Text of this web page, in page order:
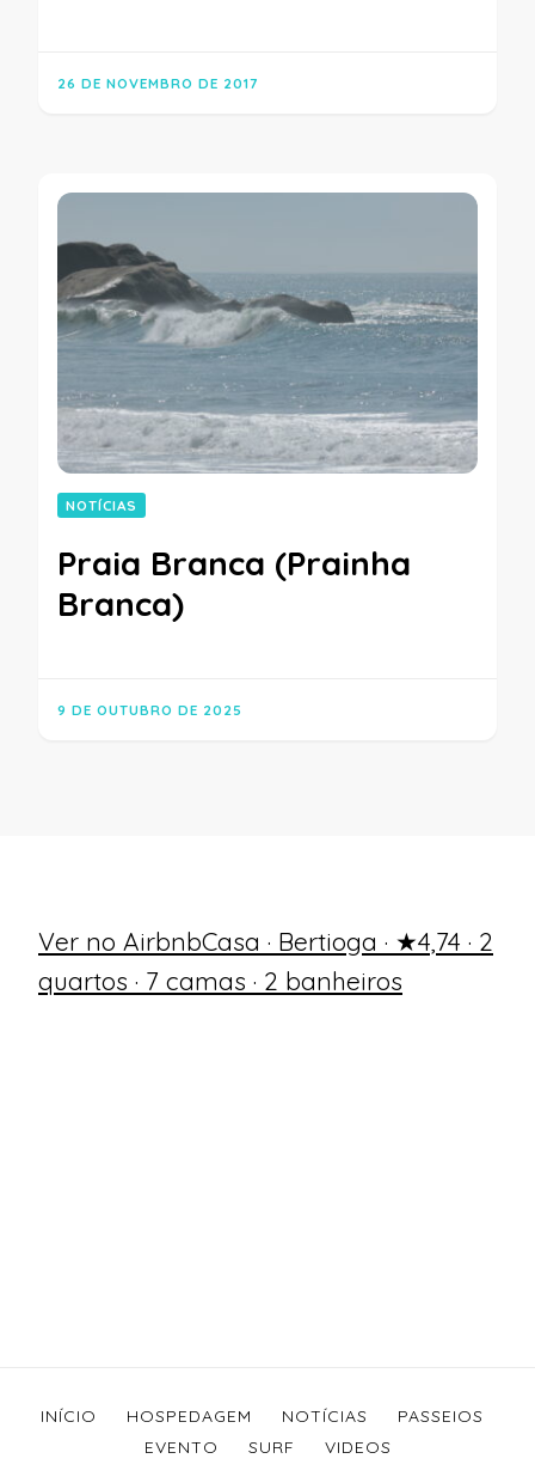
26 DE NOVEMBRO DE 2017
NOTÍCIAS
Praia Branca (Prainha
Branca)
9 DE OUTUBRO DE 2025
Ver no AirbnbCasa · Bertioga · ★4,74 · 2
quartos · 7 camas · 2 banheiros
INÍCIO HOSPEDAGEM NOTÍCIAS
PASSEIOS
EVENTO
SURF VIDEOS